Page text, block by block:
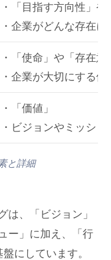
・「目指す方向性」
・企業がどんな存在
・「使命」や「存在意
・企業が大切にする
・「価値」
・ビジョンやミッシ
と詳細
は、「ビジョン」
ー」に加え、「行
にしています。